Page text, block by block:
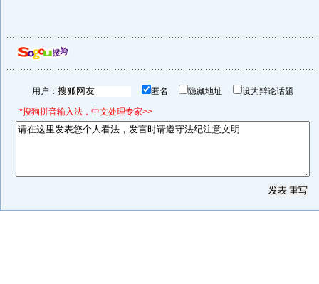
用户： 匿名 隐藏地址 设为辩论话题
*搜狗拼音输入法，中文处理专家>>